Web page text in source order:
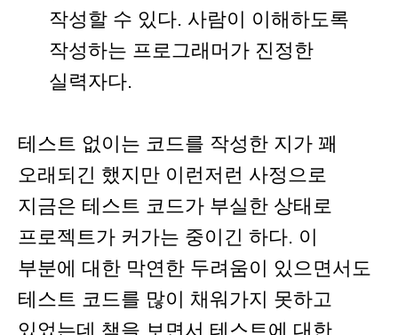
작성할 수 있다. 사람이 이해하도록
작성하는 프로그래머가 진정한
실력자다.
테스트 없이는 코드를 작성한 지가 꽤
오래되긴 했지만 이런저런 사정으로
지금은 테스트 코드가 부실한 상태로
프로젝트가 커가는 중이긴 하다. 이
부분에 대한 막연한 두려움이 있으면서도
테스트 코드를 많이 채워가지 못하고
있었는데 책을 보면서 테스트에 대한